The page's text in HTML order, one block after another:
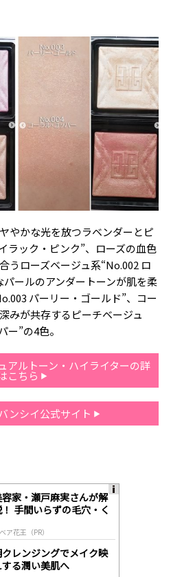
やかな光を放つラベンダーとピ
ラック・ピンク”、ローズの血色
うローズベージュ系“No.002 ロ
ールのアンダートーンが肌を柔
パーリー・ゴールド”、コー
みが共存するピーチベージュ
ー”の4色。
アルトーン・ハイライターの詳
こちら
ンシイ公式サイト
家・瀬戸麻実さんが解
！ 手間いらずの毛穴・く
ア花王（PR）
レンジングでメイク映
する潤い美肌へ